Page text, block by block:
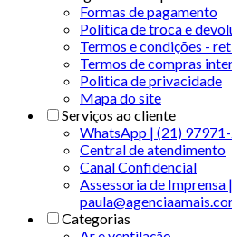
Formas de pagamento
Política de troca e
Termos e condições -
Termos de compras
Politica de privacidade
Mapa do site
Serviços ao cliente
WhatsApp | (21)
Central de atendimento
Canal Confidencial
Assessoria de Imprensa |
Categorias